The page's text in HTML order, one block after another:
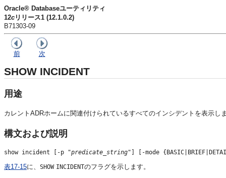
Oracle® Databaseユーティリティ
12c リリース1 (12.1.0.2)
B71303-09
前 次
SHOW INCIDENT
用途
カレントADRホームに関連付けられているすべてのインシデントを表示
構文および説明
show incident [-p "predicate_string"] [-mode
表17-15に、 SHOW INCIDENTのフラグを示します。